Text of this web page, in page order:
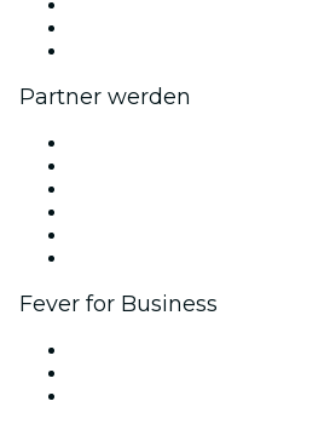
Partner werden
Fever for Business